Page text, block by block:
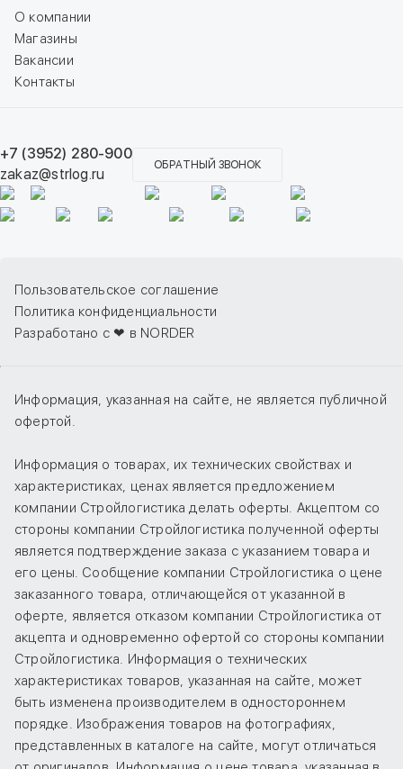
О компании
Магазины
Вакансии
Контакты
+7 (3952) 280-900
zakaz@strlog.ru
ОБРАТНЫЙ ЗВОНОК
Пользовательское соглашение
Политика конфиденциальности
Разработано с ❤ в NORDER
Информация, указанная на сайте, не является публичной
офертой.
Информация о товарах, их технических свойствах и
характеристиках, ценах является предложением
компании Стройлогистика делать оферты. Акцептом со
стороны компании Стройлогистика полученной оферты
является подтверждение заказа с указанием товара и
его цены. Сообщение компании Стройлогистика о цене
заказанного товара, отличающейся от указанной в
оферте, является отказом компании Стройлогистика от
акцепта и одновременно офертой со стороны компании
Стройлогистика. Информация о технических
характеристиках товаров, указанная на сайте, может
быть изменена производителем в одностороннем
порядке. Изображения товаров на фотографиях,
представленных в каталоге на сайте, могут отличаться